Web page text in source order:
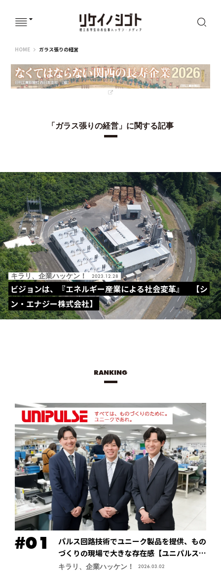
HOMEリケイノシゴト
ガラス張りの経営
「ガラス張りの経営」に関する記事
キラリ、企業ハッケン！ 2023.12.28
ビジョンは、『エネルギー産業による社会変革』 【シ
ン・エナジー株式会社】
RANKING
パルス回路技術でユニーク製品を提供、もの
づくりの現場で大きな存在感【ユニパルス株
式会社】
キラリ、企業ハッケン！ 2026.03.02